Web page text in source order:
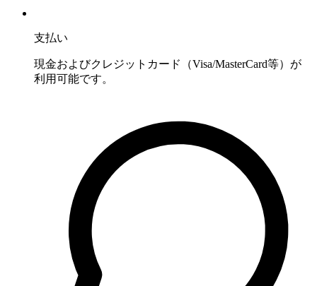
支払い
現金およびクレジットカード（Visa/MasterCard等）が
利用可能です。